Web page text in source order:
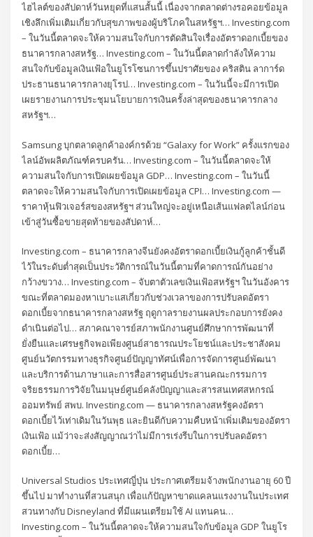
ไฮไลต์ของสัปดาห์วันหยุดที่แสนสั้นนี้ เนื่องจากตลาดต่างรอคอยข้อมูล
เชิงลึกเพิ่มเติมเกี่ยวกับสุขภาพของผู้บริโภคในสหรัฐฯ… Investing.com
– ในวันนี้ตลาดจะให้ความสนใจกับการตัดสินใจเรื่องอัตราดอกเบี้ยของ
ธนาคารกลางสหรัฐ… Investing.com – ในวันนี้ตลาดกำลังให้ความ
สนใจกับข้อมูลเงินเฟ้อในยูโรโซนการขึ้นปราศัยของ คริสติน ลาการ์ด
ประธานธนาคารกลางยุโรป… Investing.com – ในวันนี้จะมีการเปิด
เผยรายงานการประชุมนโยบายการเงินครั้งล่าสุดของธนาคารกลาง
สหรัฐฯ…
Samsung บุกตลาดลูกค้าองค์กรด้วย “Galaxy for Work” ครั้งแรกของ
ไลน์อัพผลิตภัณฑ์ครบครัน… Investing.com – ในวันนี้ตลาดจะให้
ความสนใจกับการเปิดเผยข้อมูล GDP… Investing.com – ในวันนี้
ตลาดจะให้ความสนใจกับการเปิดเผยข้อมูล CPI… Investing.com —
ราคาหุ้นฟิวเจอร์สของสหรัฐฯ ส่วนใหญ่จะอยู่เหนือเส้นแฟลตไลน์ก่อน
เข้าสู่วันซื้อขายสุดท้ายของสัปดาห์…
Investing.com – ธนาคารกลางจีนยังคงอัตราดอกเบี้ยเงินกู้ลูกค้าชั้นดี
ไว้ในระดับต่ำสุดเป็นประวัติการณ์ในวันนี้ตามที่คาดการณ์กันอย่าง
กว้างขวาง… Investing.com – จับตาตัวเลขเงินเฟ้อสหรัฐฯ ในวันอังคาร
ขณะที่ตลาดมองหาเบาะแสเกี่ยวกับช่วงเวลาของการปรับลดอัตรา
ดอกเบี้ยจากธนาคารกลางสหรัฐ ฤดูกาลรายงานผลประกอบการยังคง
ดำเนินต่อไป… สภาคณาจารย์สภาพนักงานศูนย์ศึกษาการพัฒนาที่
ยั่งยืนและเศรษฐกิจพอเพียงศูนย์สาธารณประโยชน์และประชาสังคม
ศูนย์นวัตกรรมทางธุรกิจศูนย์ปัญญาทัศน์เพื่อการจัดการศูนย์พัฒนา
และบริการด้านภาษาและการสื่อสารศูนย์ประสานคณะกรรมการ
จริยธรรมการวิจัยในมนุษย์ศูนย์คลังปัญญาและสารสนเทศสหกรณ์
ออมทรัพย์ สพบ. Investing.com — ธนาคารกลางสหรัฐคงอัตรา
ดอกเบี้ยไว้เท่าเดิมในวันพุธ และยินดีกับความคืบหน้าเพิ่มเติมของอัตรา
เงินเฟ้อ แม้ว่าจะส่งสัญญาณว่าไม่มีการเร่งรีบในการปรับลดอัตรา
ดอกเบี้ย…
Universal Studios ประเทศญี่ปุ่น ประกาศเตรียมจ้างพนักงานอายุ 60 ปี
ขึ้นไป มาทำงานที่สวนสนุก เพื่อแก้ปัญหาขาดแคลนแรงงานในประเทศ
สวนทางกับ Disneyland ที่มีแผนเตรียมใช้ AI แทนคน…
Investing.com – ในวันนี้ตลาดจะให้ความสนใจกับข้อมูล GDP ในยูโร